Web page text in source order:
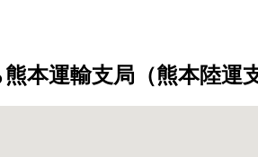
本運輸支局（熊本陸運